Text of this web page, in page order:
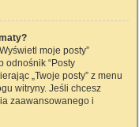
moje posty”
odnośnik “Posty
„Twoje posty” z menu
witryny. Jeśli chcesz
zaawansowanego i